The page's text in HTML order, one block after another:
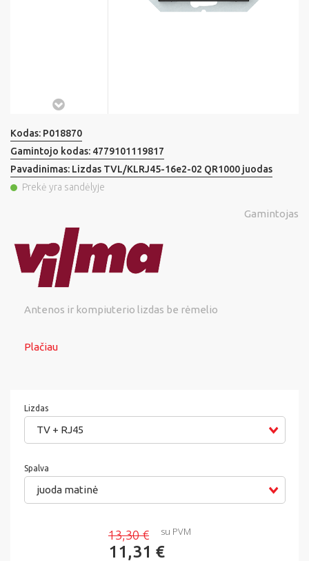
Kodas: P018870
Gamintojo kodas: 4779101119817
Pavadinimas: Lizdas TVL/KLRJ45-16e2-02 QR1000 juodas
Prekė yra sandėlyje
Gamintojas
Antenos ir kompiuterio lizdas be rėmelio
Plačiau
Lizdas
TV + RJ45
Spalva
juoda matinė
13,30 €
11,31 €
su PVM